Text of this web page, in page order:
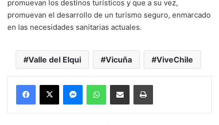
promuevan los destinos turísticos y que a su vez,
promuevan el desarrollo de un turismo seguro, enmarcado
en las necesidades sanitarias actuales.
Valle del Elqui Vicuña ViveChile
MessengerWhatsAppCompartir por correo electrónicoImprimir